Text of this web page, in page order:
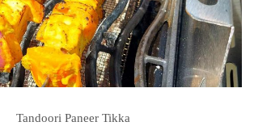
Tandoori Paneer Tikka